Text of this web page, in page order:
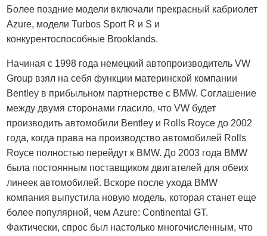
Более поздние модели включали прекрасный кабриолет
Azure, модели Turbos Sport R и S и
конкурентоспособные Brooklands.
Начиная с 1998 года немецкий автопроизводитель VW
Group взял на себя функции материнской компании
Bentley в прибыльном партнерстве с BMW. Соглашение
между двумя сторонами гласило, что VW будет
производить автомобили Bentley и Rolls Royce до 2002
года, когда права на производство автомобилей Rolls
Royce полностью перейдут к BMW. До 2003 года BMW
была постоянным поставщиком двигателей для обеих
линеек автомобилей. Вскоре после ухода BMW
компания выпустила новую модель, которая станет еще
более популярной, чем Azure: Continental GT.
Фактически, спрос был настолько многочисленным, что